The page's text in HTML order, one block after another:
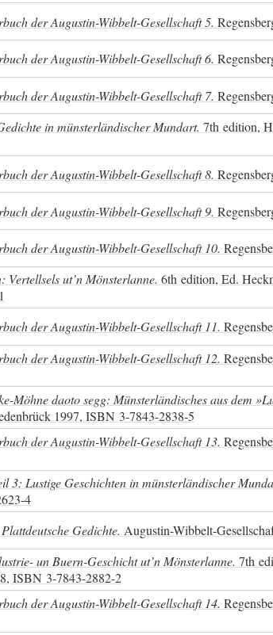
der Augustin-Wibbelt-Gesellschaft 5.
der Augustin-Wibbelt-Gesellschaft 6.
der Augustin-Wibbelt-Gesellschaft 7.
in münsterländischer Mundart. 7th edition,
der Augustin-Wibbelt-Gesellschaft 8.
der Augustin-Wibbelt-Gesellschaft 9.
der Augustin-Wibbelt-Gesellschaft 10.
Vertellsels ut’n Mönsterlanne. 6th edition, Ed.
der Augustin-Wibbelt-Gesellschaft 11.
der Augustin-Wibbelt-Gesellschaft 12.
Möhne daoto segg: Münsterländisches aus dem
1997,ISBN 3-7843-2838-5
der Augustin-Wibbelt-Gesellschaft 13.
3: Lustige Geschichten in münsterländischer
4
Gedichte. Augustin-Wibbelt-
un Buern-Geschicht ut’n Mönsterlanne. 7th
ISBN 3-7843-2882-2
der Augustin-Wibbelt-Gesellschaft 14.